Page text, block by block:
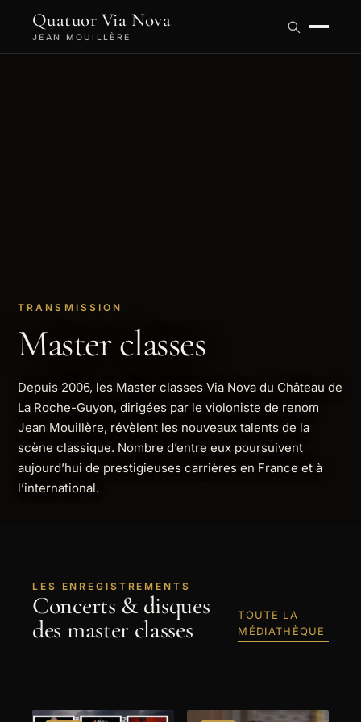
Quatuor Via Nova
JEAN MOUILLÈRE
TRANSMISSION
Master classes
Depuis 2006, les Master classes Via Nova du Château de
La Roche-Guyon, dirigées par le violoniste de renom
Jean Mouillère, révèlent les nouveaux talents de la
scène classique. Nombre d’entre eux poursuivent
aujourd’hui de prestigieuses carrières en France et à
l’international.
LES ENREGISTREMENTS
Concerts & disques
des master classes
TOUTE LA
MÉDIATHÈQUE